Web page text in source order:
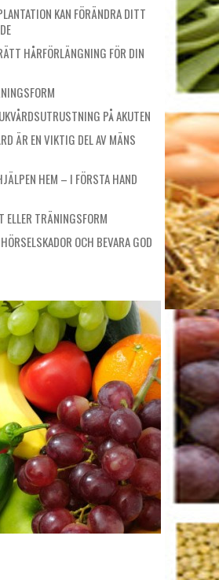
KAN FÖRÄNDRA DITT
HÅRFÖRLÄNGNING FÖR DIN
PÅ AKUTEN
ÄR EN VIKTIG DEL AV MÄNS
HEM – I FÖRSTA HAND
ELLER TRÄNINGSFORM
OCH BEVARA GOD